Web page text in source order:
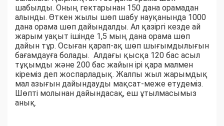
шабылды. Оның гектарынан 150 дана орамадан
алынды. Өткен жылы шөп шабу науқанында 1000
дана орама шөп дайындалды. Ал қазіргі кезде ай
жарым уақыт ішінде 1,5 мың дана орама шөп
дайын тұр. Осыған қарап-ақ шөп шығымдылығын
бағамдауға болады. Алдағы қысқа 120 бас асыл
тұқымды және 200 бас жайын ірі қара малмен
кіреміз деп жоспарладық. Жалпы жыл жарымдық
мал азығын дайындауды мақсат-меже етудеміз.
Шөпті молынан дайындасақ, еш ұтылмасымыз
анық.